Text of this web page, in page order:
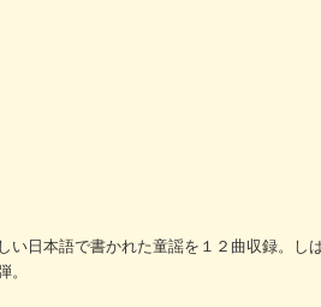
日本語で書かれた童謡を１２曲収録。し
。